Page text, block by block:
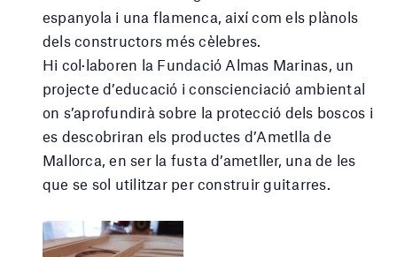
espanyola i una flamenca, així com els plànols
dels constructors més cèlebres.
Hi col·laboren la Fundació Almas Marinas, un
projecte d’educació i conscienciació ambiental
on s’aprofundirà sobre la protecció dels boscos i
es descobriran els productes d’Ametlla de
Mallorca, en ser la fusta d’ametller, una de les
que se sol utilitzar per construir guitarres.